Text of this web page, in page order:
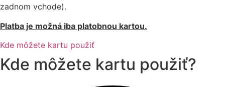
zadnom vchode).
Platba je možná iba platobnou kartou.
Kde môžete kartu použiť
Kde môžete kartu použiť?